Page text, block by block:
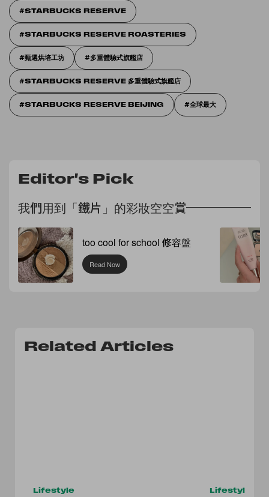
STARBUCKS RESERVE
STARBUCKS RESERVE ROASTERIES
甄選烘培工坊 多重體驗式旗艦店
STARBUCKS RESERVE 多重體驗式旗艦店
STARBUCKS RESERVE BEIJING 全球最大
Editor's Pick
我們用到「鐵片」的彩妝空空賞
too cool for school 修容盤
Read Now
Related Articles
Lifestyle Lifestyle